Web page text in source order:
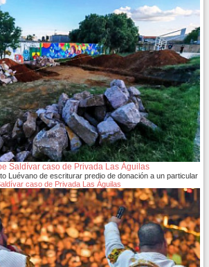
Saldívar caso de Privada Las Águilas
Luévano de escriturar predio de donación a un particular
caso de Privada Las Águilas